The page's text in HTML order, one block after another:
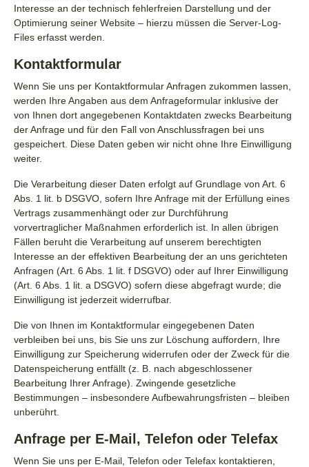
Interesse an der technisch fehlerfreien Darstellung und der
Optimierung seiner Website – hierzu müssen die Server-Log-
Files erfasst werden.
Kontaktformular
Wenn Sie uns per Kontaktformular Anfragen zukommen lassen,
werden Ihre Angaben aus dem Anfrageformular inklusive der
von Ihnen dort angegebenen Kontaktdaten zwecks Bearbeitung
der Anfrage und für den Fall von Anschlussfragen bei uns
gespeichert. Diese Daten geben wir nicht ohne Ihre Einwilligung
weiter.
Die Verarbeitung dieser Daten erfolgt auf Grundlage von Art. 6
Abs. 1 lit. b DSGVO, sofern Ihre Anfrage mit der Erfüllung eines
Vertrags zusammenhängt oder zur Durchführung
vorvertraglicher Maßnahmen erforderlich ist. In allen übrigen
Fällen beruht die Verarbeitung auf unserem berechtigten
Interesse an der effektiven Bearbeitung der an uns gerichteten
Anfragen (Art. 6 Abs. 1 lit. f DSGVO) oder auf Ihrer Einwilligung
(Art. 6 Abs. 1 lit. a DSGVO) sofern diese abgefragt wurde; die
Einwilligung ist jederzeit widerrufbar.
Die von Ihnen im Kontaktformular eingegebenen Daten
verbleiben bei uns, bis Sie uns zur Löschung auffordern, Ihre
Einwilligung zur Speicherung widerrufen oder der Zweck für die
Datenspeicherung entfällt (z. B. nach abgeschlossener
Bearbeitung Ihrer Anfrage). Zwingende gesetzliche
Bestimmungen – insbesondere Aufbewahrungsfristen – bleiben
unberührt.
Anfrage per E-Mail, Telefon oder Telefax
Wenn Sie uns per E-Mail, Telefon oder Telefax kontaktieren,